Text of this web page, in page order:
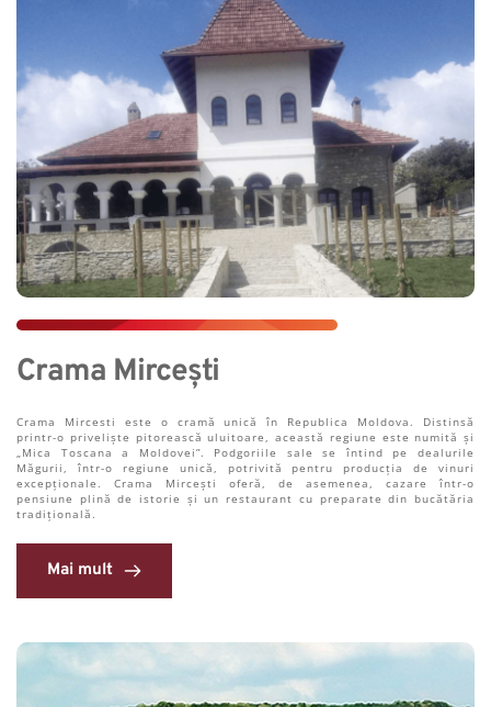
Crama Mircești
Crama Mircesti este o cramă unică în Republica Moldova. Distinsă
printr-o priveliște pitorească uluitoare, această regiune este numită și
„Mica Toscana a Moldovei”. Podgoriile sale se întind pe dealurile
Măgurii, într-o regiune unică, potrivită pentru producția de vinuri
excepționale. Crama Mircești oferă, de asemenea, cazare într-o
pensiune plină de istorie și un restaurant cu preparate din bucătăria
tradițională.
Mai mult